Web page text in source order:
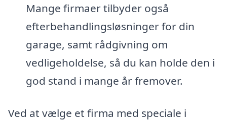
Mange firmaer tilbyder også
efterbehandlingsløsninger for din
garage, samt rådgivning om
vedligeholdelse, så du kan holde den i
god stand i mange år fremover.
Ved at vælge et firma med speciale i